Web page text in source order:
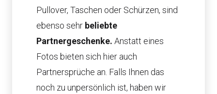
Pullover, Taschen oder Schürzen, sind
ebenso sehr beliebte
Partnergeschenke. Anstatt eines
Fotos bieten sich hier auch
Partnersprüche an. Falls Ihnen das
noch zu unpersönlich ist, haben wir